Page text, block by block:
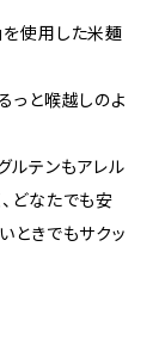
を使用した米麺
っと喉越しのよ
ルテンもアレル
どなたでも安
ときでもサクッ